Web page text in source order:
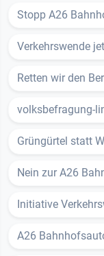
Stopp A26
Verkehrswende
Retten wir den
volksbefragung-
Grüngürtel statt
Nein zur A26
Initiative
A26